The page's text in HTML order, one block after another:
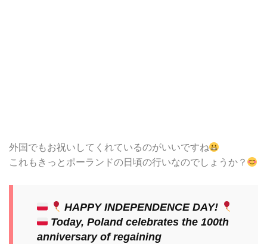
外国でもお祝いしてくれているのがいいですね
これもきっとポーランドの日頃の行いなのでしょうか？
HAPPY INDEPENDENCE DAY!
Today, Poland celebrates the 100th
anniversary of regaining